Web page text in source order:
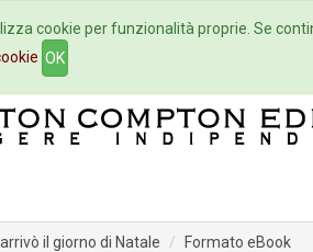
Autori Eventi
arrivò il giorno di Natale Formato eBook
cookie per funzionalità proprie. Se
OK